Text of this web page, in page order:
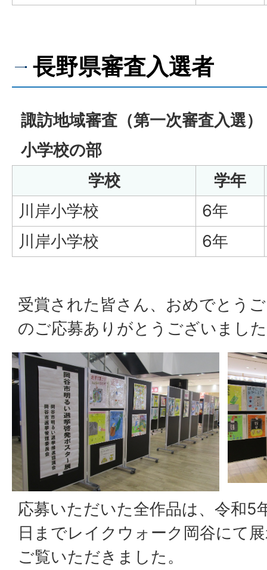
長野県審査入選者
諏訪地域審査（第一次審査入選）
小学校の部
学校
学年
川岸小学校
6年
川岸小学校
6年
受賞された皆さん、おめでとう
のご応募ありがとうございまし
応募いただいた全作品は、令和5
日までレイクウォーク岡谷にて
ご覧いただきました。